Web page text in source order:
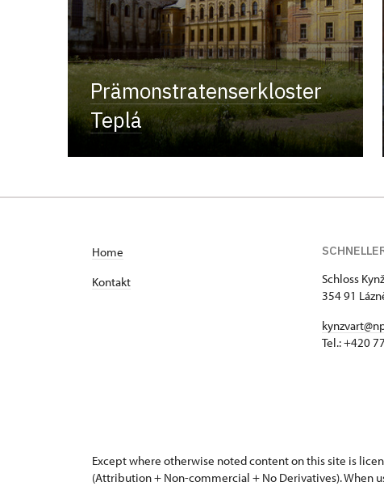
Prämonstratenserkloster
Teplá
Home
Kontakt
Schloss
354 91
Tel.: +420
Except where otherwise noted content on this site is
(Attribution + Non-commercial + No Derivatives). When